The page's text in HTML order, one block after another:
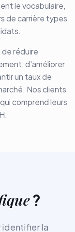
le vocabulaire,
de carrière types
réduire
d'améliorer
un taux de
Nos clients
comprend leurs
?
identifier la